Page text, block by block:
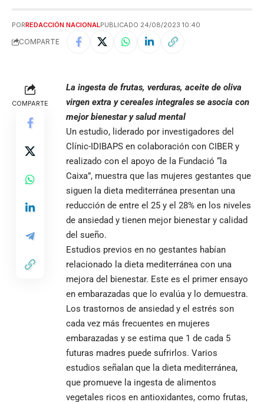
PORREDACCIÓN NACIONALPUBLICADO 24/08/2023 10:40
COMPARTE
COMPARTE
La ingesta de frutas, verduras, aceite de oliva
virgen extra y cereales integrales se asocia con
mejor bienestar y salud mental
Un estudio, liderado por investigadores del
Clínic-IDIBAPS en colaboración con CIBER y
realizado con el apoyo de la Fundació “la
Caixa”, muestra que las mujeres gestantes que
siguen la dieta mediterránea presentan una
reducción de entre el 25 y el 28% en los niveles
de ansiedad y tienen mejor bienestar y calidad
del sueño.
Estudios previos en no gestantes habían
relacionado la dieta mediterránea con una
mejora del bienestar. Este es el primer ensayo
en embarazadas que lo evalúa y lo demuestra.
Los trastornos de ansiedad y el estrés son
cada vez más frecuentes en mujeres
embarazadas y se estima que 1 de cada 5
futuras madres puede sufrirlos. Varios
estudios señalan que la dieta mediterránea,
que promueve la ingesta de alimentos
vegetales ricos en antioxidantes, como frutas,